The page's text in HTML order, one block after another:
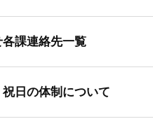
課連絡先一覧
日の体制について